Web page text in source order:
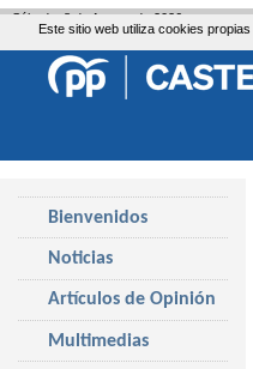
Este sitio web utiliza cookies
Bienvenidos
Noticias
Artículos de Opinión
Multimedias
Sábado, 8 de Agosto de 2026